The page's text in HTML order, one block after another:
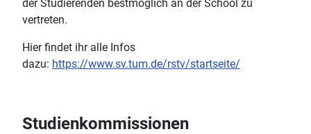
der Studierenden bestmöglich an der School zu
vertreten.
Hier findet ihr alle Infos
dazu: https://www.sv.tum.de/rstv/startseite/
Studienkommissionen